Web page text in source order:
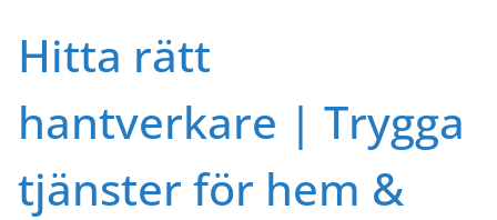
content
Hitta rätt
hantverkare | Trygga
tjänster för hem &